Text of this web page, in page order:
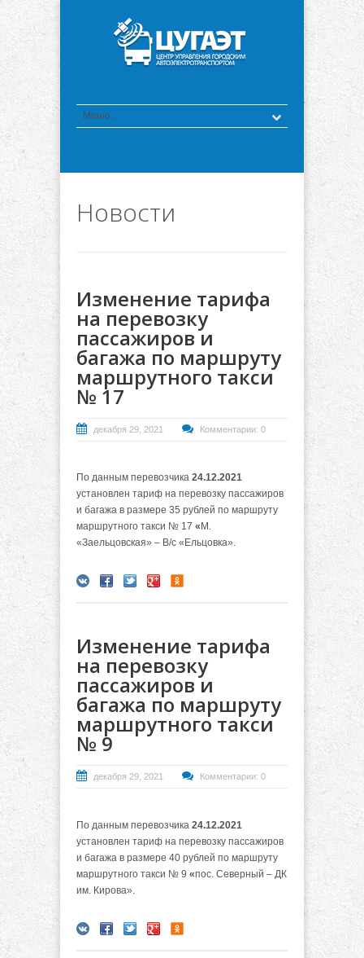
Новости
Изменение тарифа
на перевозку
пассажиров и
багажа по маршруту
маршрутного такси
№ 17
декабря 29, 2021 Комментарии: 0
По данным перевозчика 24.12.2021
установлен тариф на перевозку пассажиров
и багажа в размере 35 рублей по маршруту
маршрутного такси № 17 « М.
«Заельцовская» – В/с «Ельцовка».
Изменение тарифа
на перевозку
пассажиров и
багажа по маршруту
маршрутного такси
№ 9
декабря 29, 2021 Комментарии: 0
По данным перевозчика 24.12.2021
установлен тариф на перевозку пассажиров
и багажа в размере 40 рублей по маршруту
маршрутного такси № 9 «пос. Северный – ДК
им. Кирова».